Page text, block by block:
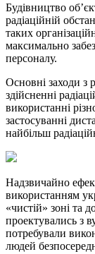
Будівництво
радіаційній
таких
максимально
персоналу.
Основні заходи з
здійсненні
використанні
застосуванні
найбільш
Надзвичайно
використанням
«чистій» зоні та
проектувались з
потребували
людей